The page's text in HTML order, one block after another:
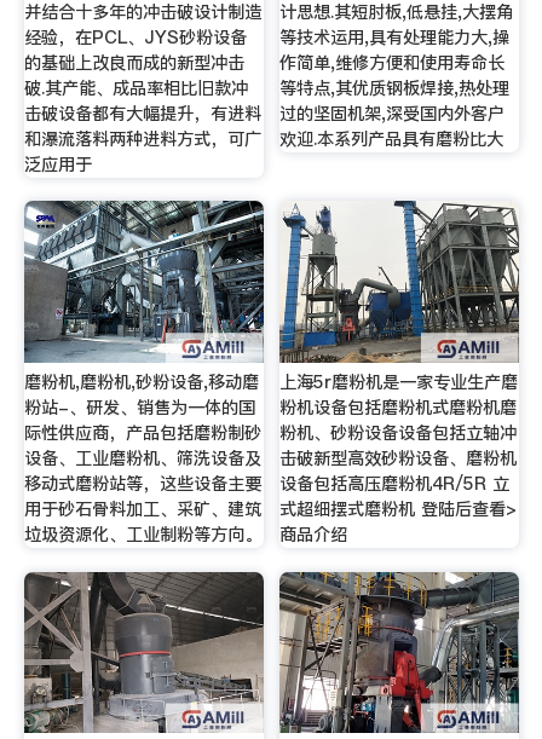
并结合十多年的冲击破设计制造
经验，在PCL、JYS砂粉设备
的基础上改良而成的新型冲击
破.其产能、成品率相比旧款冲
击破设备都有大幅提升，有进料
和瀑流落料两种进料方式，可广
泛应用于
计思想.其短肘板,低悬挂,大摆角
等技术运用,具有处理能力大,操
作简单,维修方便和使用寿命长
等特点,其优质钢板焊接,热处理
过的坚固机架,深受国内外客户
欢迎.本系列产品具有磨粉比大
磨粉机,磨粉机,砂粉设备,移动磨
粉站-、研发、销售为一体的国
际性供应商，产品包括磨粉制砂
设备、工业磨粉机、筛洗设备及
移动式磨粉站等，这些设备主要
用于砂石骨料加工、采矿、建筑
垃圾资源化、工业制粉等方向。
上海5r磨粉机是一家专业生产磨
粉机设备包括磨粉机式磨粉机磨
粉机、砂粉设备设备包括立轴冲
击破新型高效砂粉设备、磨粉机
设备包括高压磨粉机4R/5R 立
式超细摆式磨粉机 登陆后查看>
商品介绍